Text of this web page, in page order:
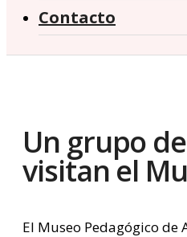
Contacto
Un grupo
visitan el
El Museo Pedagógico